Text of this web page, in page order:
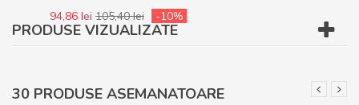
94,86 lei 105,40 lei -10%
PRODUSE VIZUALIZATE
30 PRODUSE ASEMANATOARE